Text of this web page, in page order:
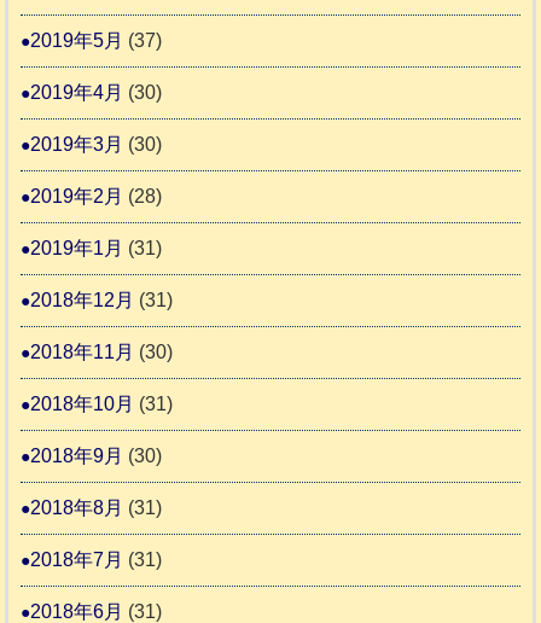
2019年5月 (37)
2019年4月 (30)
2019年3月 (30)
2019年2月 (28)
2019年1月 (31)
2018年12月 (31)
2018年11月 (30)
2018年10月 (31)
2018年9月 (30)
2018年8月 (31)
2018年7月 (31)
2018年6月 (31)